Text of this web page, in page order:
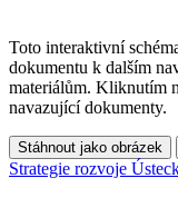
Toto interaktivní
dokumentu k dalším
materiálům. Kliknutím
navazující dokumenty.
Stáhnout jako obrázek
Strategie rozvoje